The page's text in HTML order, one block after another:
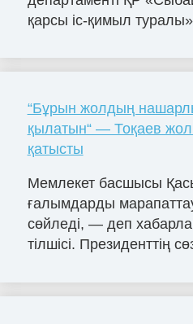
қарсы іс-қимыл
“Бұрын жолдың
қылатын“ — Тоқаев
қатысты
Мемлекет басшысы
ғалымдарды
сөйледі, — деп
тілшісі. Президенттің